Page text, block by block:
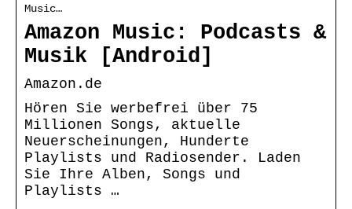
Music…
Amazon Music: Podcasts &
Musik [Android]
Amazon.de
Hören Sie werbefrei über 75
Millionen Songs, aktuelle
Neuerscheinungen, Hunderte
Playlists und Radiosender. Laden
Sie Ihre Alben, Songs und
Playlists …